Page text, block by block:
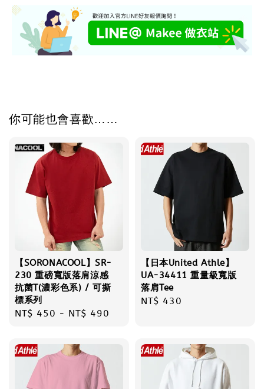
你可能也會喜歡……
【SORONACOOL】SR-
230 重磅寬版落肩涼感
抗菌T(濃彩色系) / 可撕
標系列
Regular
NT$ 450 - NT$ 490
【日本United Athle】
UA-34411 重量級寬版
落肩Tee
Regular
NT$ 430